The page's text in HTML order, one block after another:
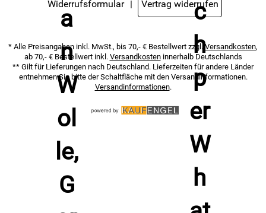
Widerrufsformular Vertrag widerrufen
* Alle Preisangaben inkl. MwSt., bis 70,- € Bestellwert zzgl. Versandkosten,
ab 70,- € Bestellwert inkl. Versandkosteninnerhalb Deutschlands
** Gilt für Lieferungen nach Deutschland. Lieferzeiten für andere Länder
entnehmen Sie bitte der Schaltfläche mit den Versandinformationen.
Versandinformationen.